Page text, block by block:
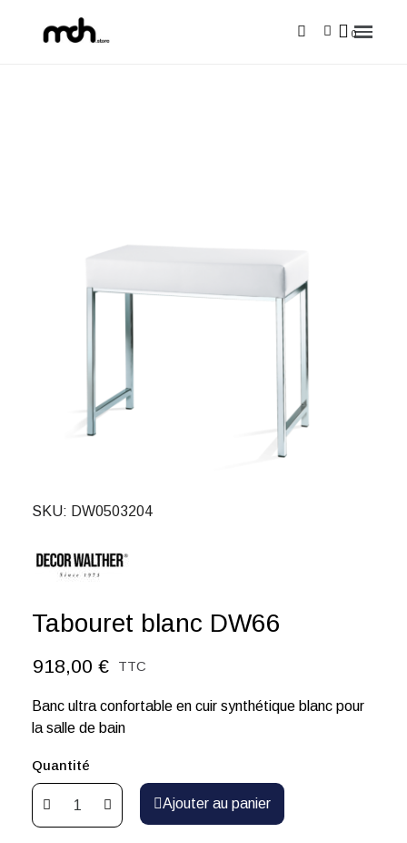
SKU DW0503204
Tabouret blanc DW66
918,00 € TTC
Banc ultra confortable en cuir synthétique blanc pour
la salle de bain
Quantité
Ajouter au panier